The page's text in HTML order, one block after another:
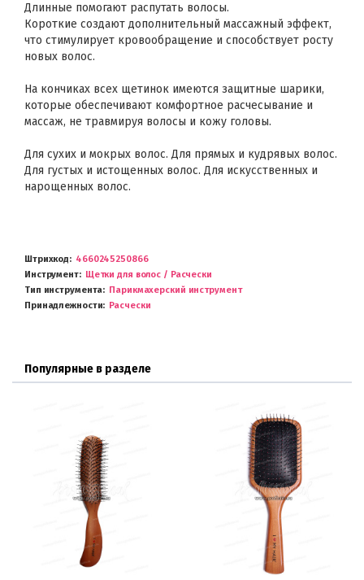
Длинные помогают распутать волосы.
Короткие создают дополнительный массажный эффект,
что стимулирует кровообращение и способствует росту
новых волос.
На кончиках всех щетинок имеются защитные шарики,
которые обеспечивают комфортное расчесывание и
массаж, не травмируя волосы и кожу головы.
Для сухих и мокрых волос. Для прямых и кудрявых волос.
Для густых и истощенных волос. Для искусственных и
нарощенных волос.
Штрихкод
4660245250866
Инструмент
Щетки для волос / Расчески
Тип инструмента
Парикмахерский инструмент
Принадлежности
Расчески
Популярные в разделе